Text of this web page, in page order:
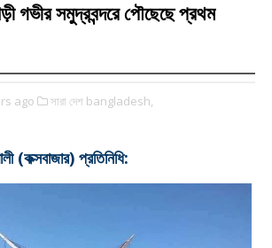
গভীর সমুদ্রবন্দরে পৌছেছে প্রথম
ago সারা দেশ bangladesh,
(কক্সবাজার) প্রতিনিধি: